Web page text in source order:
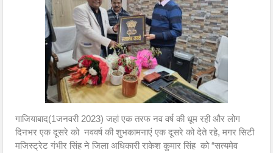
गाजियाबाद(1जनवरी 2023) जहां एक तरफ नव वर्ष की धूम रही और लोग
दिनभर एक दूसरे को नववर्ष की शुभकामनाएं एक दूसरे को देते रहे, मगर सिटी
मजिस्ट्रेट गंभीर सिंह ने जिला अधिकारी राकेश कुमार सिंह को “सत्यमेव